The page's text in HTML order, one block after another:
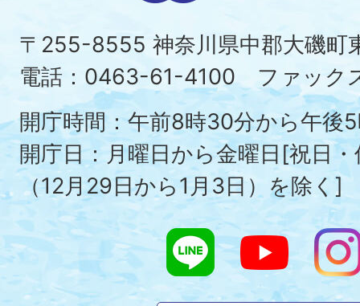
町
〒255-8555 神奈川県中郡大磯
電話：0463-61-4100 ファック
開庁時間：午前8時30分から午後
開庁日：月曜日から金曜日[祝日
（12月29日から1月3日）を除く]